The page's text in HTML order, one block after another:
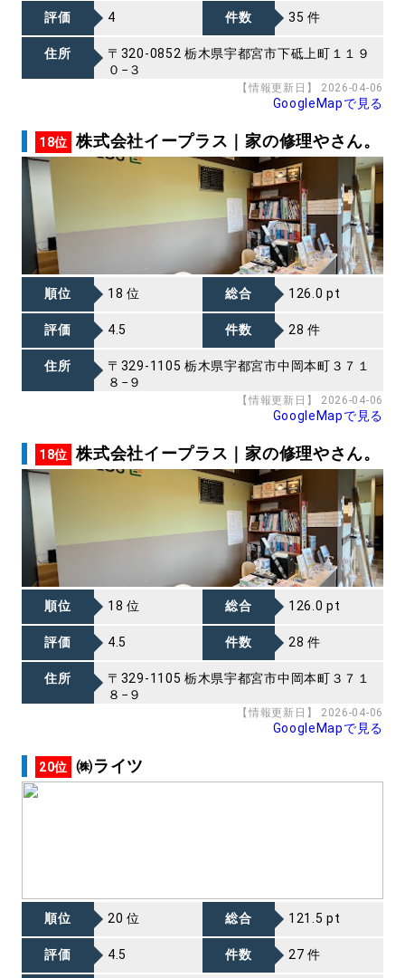
評価 4 件数 35 件
住所
〒320-0852 栃木県宇都宮市下砥上町１１９
０−３
【情報更新日】 2026-04-06
GoogleMapで見る
18位 株式会社イープラス｜家の修理やさん。
順位 18 位 総合 126.0 pt
評価 4.5 件数 28 件
住所
〒329-1105 栃木県宇都宮市中岡本町３７１
８−９
【情報更新日】 2026-04-06
GoogleMapで見る
18位 株式会社イープラス｜家の修理やさん。
順位 18 位 総合 126.0 pt
評価 4.5 件数 28 件
住所
〒329-1105 栃木県宇都宮市中岡本町３７１
８−９
【情報更新日】 2026-04-06
GoogleMapで見る
20位 ㈱ライツ
順位 20 位 総合 121.5 pt
評価 4.5 件数 27 件